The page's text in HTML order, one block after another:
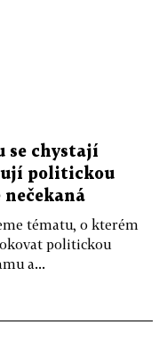
se chystají
politickou
tématu, o kterém
politickou
a...